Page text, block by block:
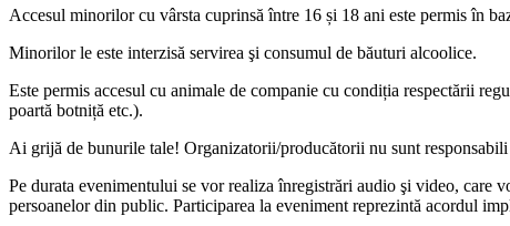
Accesul minorilor cu vârsta cuprinsă între 16 și 18 ani este permis în
Minorilor le este interzisă servirea şi consumul de băuturi alcoolice.
Este permis accesul cu animale de companie cu condiția respectării
poartă botniță etc.).
Ai grijă de bunurile tale! Organizatorii/producătorii nu sunt
Pe durata evenimentului se vor realiza înregistrări audio şi video, care
persoanelor din public. Participarea la eveniment reprezintă acordul